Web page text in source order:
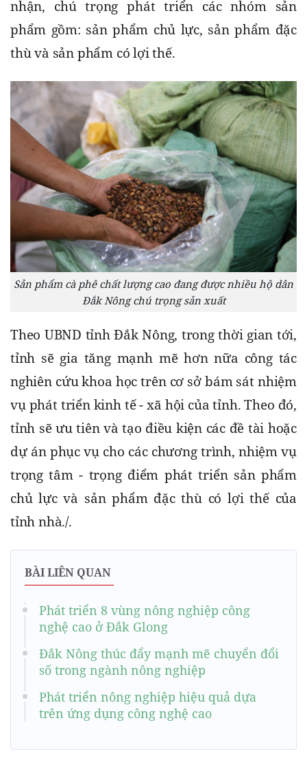
nhận, chú trọng phát triển các nhóm sản
phẩm gồm: sản phẩm chủ lực, sản phẩm đặc
thù và sản phẩm có lợi thế.
Sản phẩm cà phê chất lượng cao đang được nhiều hộ dân
Đắk Nông chú trọng sản xuất
Theo UBND tỉnh Đắk Nông, trong thời gian tới,
tỉnh sẽ gia tăng mạnh mẽ hơn nữa công tác
nghiên cứu khoa học trên cơ sở bám sát nhiệm
vụ phát triển kinh tế - xã hội của tỉnh. Theo đó,
tỉnh sẽ ưu tiên và tạo điều kiện các đề tài hoặc
dự án phục vụ cho các chương trình, nhiệm vụ
trọng tâm - trọng điểm phát triển sản phẩm
chủ lực và sản phẩm đặc thù có lợi thế của
tỉnh nhà./.
BÀI LIÊN QUAN
Phát triển 8 vùng nông nghiệp công
nghệ cao ở Đắk Glong
Đắk Nông thúc đẩy mạnh mẽ chuyển đổi
số trong ngành nông nghiệp
Phát triển nông nghiệp hiệu quả dựa
trên ứng dụng công nghệ cao